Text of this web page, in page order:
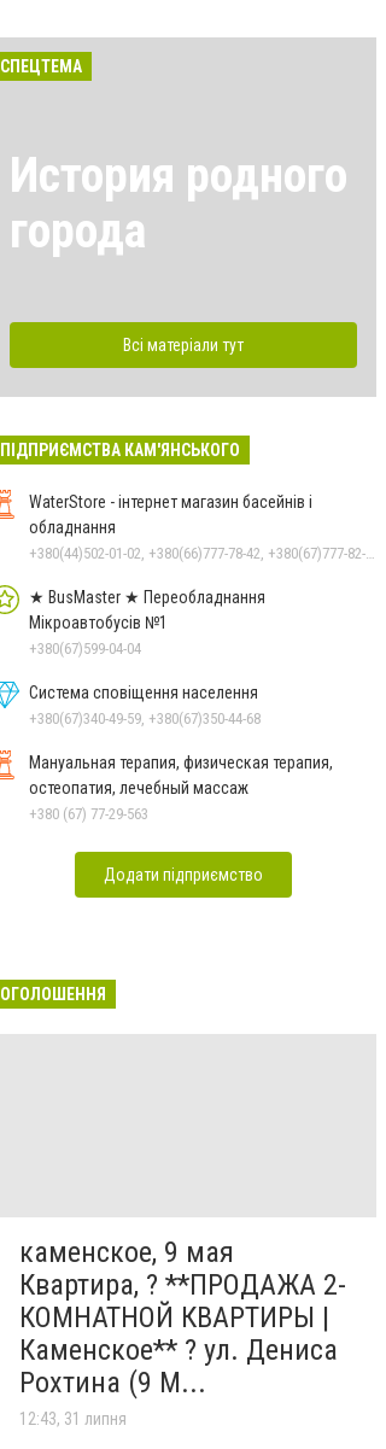
СПЕЦТЕМА
История родного
города
Всі матеріали тут
ПІДПРИЄМСТВА КАМ'ЯНСЬКОГО
WaterStore - інтернет магазин басейнів і
обладнання
★ BusMaster ★ Переобладнання
Мікроавтобусів №1
+380(67)599-04-04
Система сповіщення населення
+380(67)340-49-59, +380(67)350-44-68
Мануальная терапия, физическая терапия,
остеопатия, лечебный массаж
+380 (67) 77-29-563
Додати підприємство
ОГОЛОШЕННЯ
каменское, 9 мая
Квартира, ? **ПРОДАЖА 2-
КОМНАТНОЙ КВАРТИРЫ |
Каменское** ? ул. Дениса
Рохтина (9 М...
12:43, 31 липня